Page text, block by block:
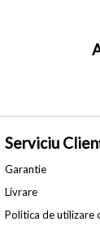
Serviciu
Garantie
Livrare
Politica de utilizare